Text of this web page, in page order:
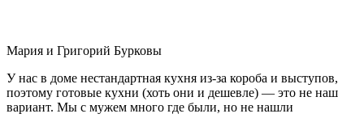
Мария и Григорий Бурковы
У нас в доме нестандартная кухня из-за короба и выступов,
поэтому готовые кухни (хоть они и дешевле) — это не наш
вариант. Мы с мужем много где были, но не нашли